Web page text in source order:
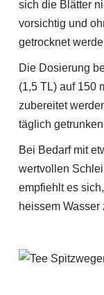
sich die Blätter
vorsichtig und
getrocknet
Die Dosierung
(1,5 TL) auf 150
zubereitet
täglich
Bei Bedarf mit
wertvollen
empfiehlt es
heissem Wasser